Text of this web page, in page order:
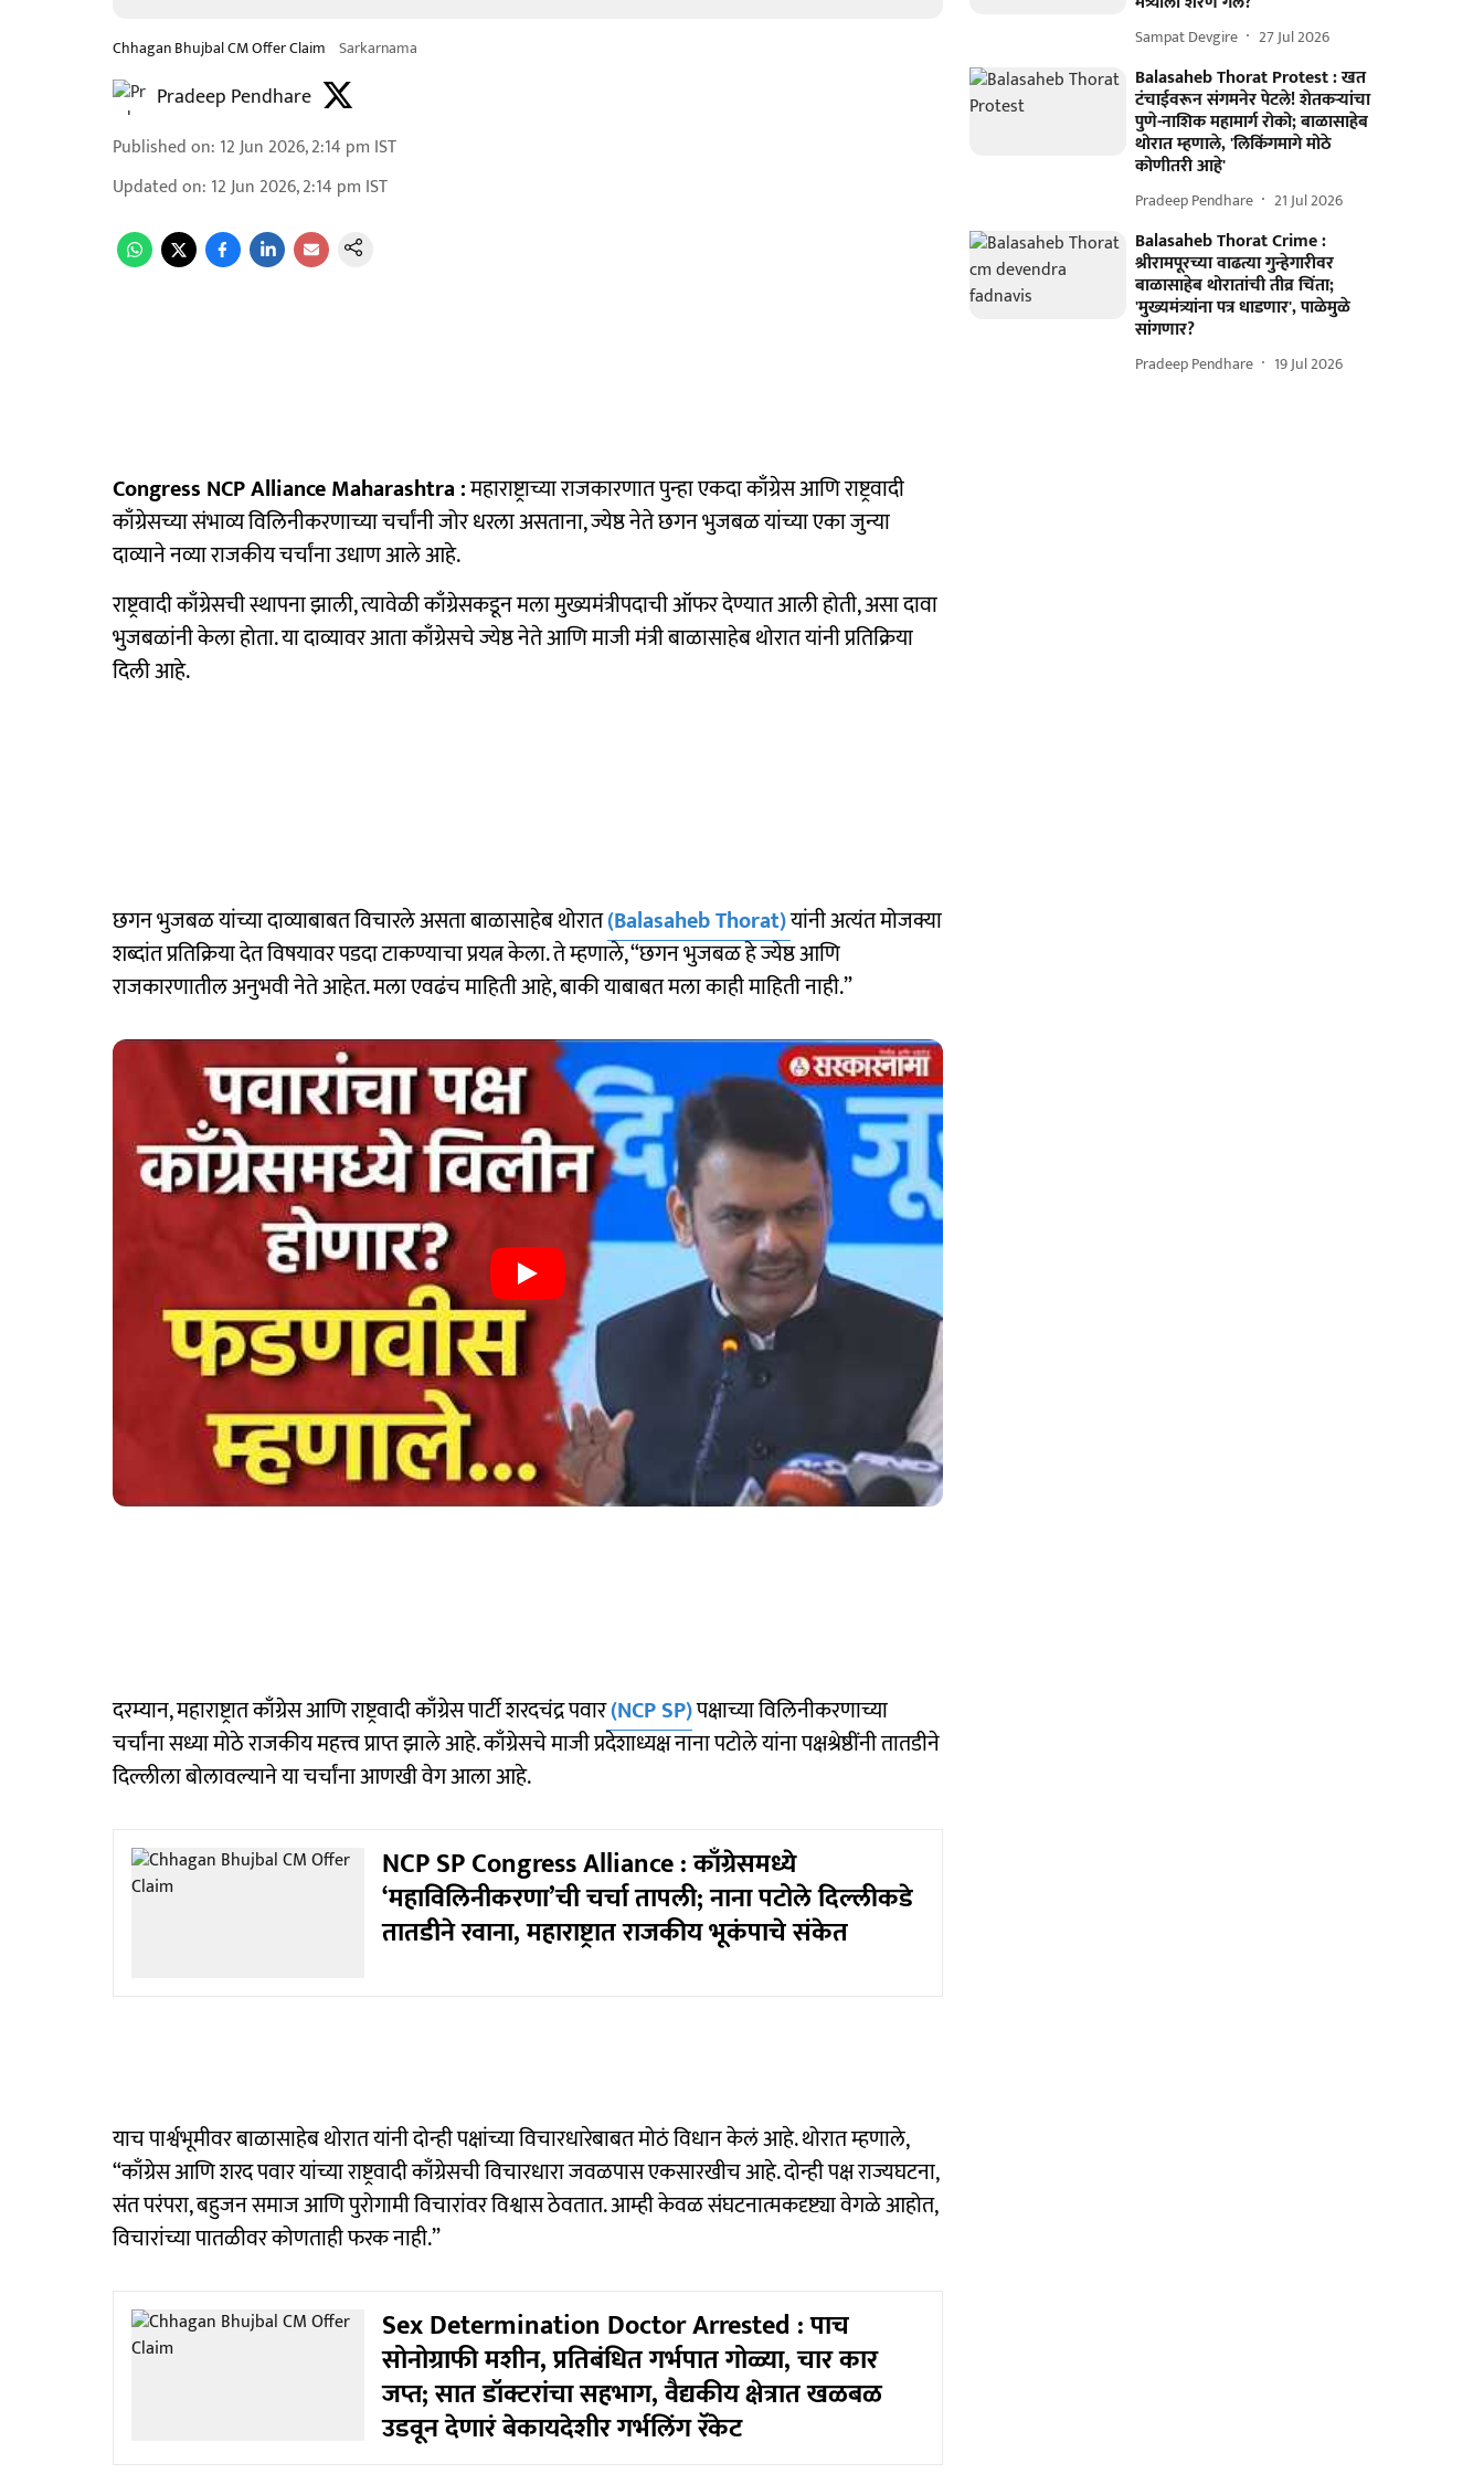
Chhagan Bhujbal CM Offer Claim Sarkarnama
Pradeep Pendhare
Published on: 12 Jun 2026, 2:14 pm IST
Updated on: 12 Jun 2026, 2:14 pm IST
Congress NCP Alliance Maharashtra :महाराष्ट्राच्या राजकारणात पुन्हा एकदा काँग्रेस आणि राष्ट्रवादी
काँग्रेसच्या संभाव्य विलिनीकरणाच्या चर्चांनी जोर धरला असताना, ज्येष्ठ नेते छगन भुजबळ यांच्या एका जुन्या
दाव्याने नव्या राजकीय चर्चांना उधाण आले आहे.
राष्ट्रवादी काँग्रेसची स्थापना झाली, त्यावेळी काँग्रेसकडून मला मुख्यमंत्रीपदाची ऑफर देण्यात आली होती, असा दावा
भुजबळांनी केला होता. या दाव्यावर आता काँग्रेसचे ज्येष्ठ नेते आणि माजी मंत्री बाळासाहेब थोरात यांनी प्रतिक्रिया
दिली आहे.
छगन भुजबळ यांच्या दाव्याबाबत विचारले असता बाळासाहेब थोरात(Balasaheb Thorat)यांनी अत्यंत मोजक्या
शब्दांत प्रतिक्रिया देत विषयावर पडदा टाकण्याचा प्रयत्न केला. ते म्हणाले, “छगन भुजबळ हे ज्येष्ठ आणि
राजकारणातील अनुभवी नेते आहेत. मला एवढंच माहिती आहे, बाकी याबाबत मला काही माहिती नाही.”
दरम्यान, महाराष्ट्रात काँग्रेस आणि राष्ट्रवादी काँग्रेस पार्टी शरदचंद्र पवार(NCP SP)पक्षाच्या विलिनीकरणाच्या
चर्चांना सध्या मोठे राजकीय महत्त्व प्राप्त झाले आहे. काँग्रेसचे माजी प्रदेशाध्यक्ष नाना पटोले यांना पक्षश्रेष्ठींनी तातडीने
दिल्लीला बोलावल्याने या चर्चांना आणखी वेग आला आहे.
NCP SP Congress Alliance : काँग्रेसमध्ये
‘महाविलिनीकरणा’ची चर्चा तापली; नाना पटोले दिल्लीकडे
तातडीने रवाना, महाराष्ट्रात राजकीय भूकंपाचे संकेत
याच पार्श्वभूमीवर बाळासाहेब थोरात यांनी दोन्ही पक्षांच्या विचारधारेबाबत मोठं विधान केलं आहे. थोरात म्हणाले,
“काँग्रेस आणि शरद पवार यांच्या राष्ट्रवादी काँग्रेसची विचारधारा जवळपास एकसारखीच आहे. दोन्ही पक्ष राज्यघटना,
संत परंपरा, बहुजन समाज आणि पुरोगामी विचारांवर विश्वास ठेवतात. आम्ही केवळ संघटनात्मकदृष्ट्या वेगळे आहोत,
विचारांच्या पातळीवर कोणताही फरक नाही.”
Sex Determination Doctor Arrested : पाच
सोनोग्राफी मशीन, प्रतिबंधित गर्भपात गोळ्या, चार कार
जप्त; सात डॉक्टरांचा सहभाग, वैद्यकीय क्षेत्रात खळबळ
उडवून देणारं बेकायदेशीर गर्भलिंग रॅकेट
Sampat Devgire 27 Jul 2026
Balasaheb Thorat Protest : खत
टंचाईवरून संगमनेर पेटले! शेतकऱ्यांचा
पुणे-नाशिक महामार्ग रोको; बाळासाहेब
थोरात म्हणाले, 'लिकिंगमागे मोठे
कोणीतरी आहे'
Pradeep Pendhare 21 Jul 2026
Balasaheb Thorat Crime :
श्रीरामपूरच्या वाढत्या गुन्हेगारीवर
बाळासाहेब थोरातांची तीव्र चिंता;
'मुख्यमंत्र्यांना पत्र धाडणार', पाळेमुळे
सांगणार?
Pradeep Pendhare 19 Jul 2026